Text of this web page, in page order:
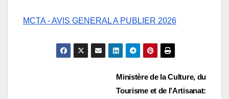
MCTA - AVIS GENERAL A PUBLIER 2026
Ministère de la Culture, du
Tourisme et de l’Artisanat: